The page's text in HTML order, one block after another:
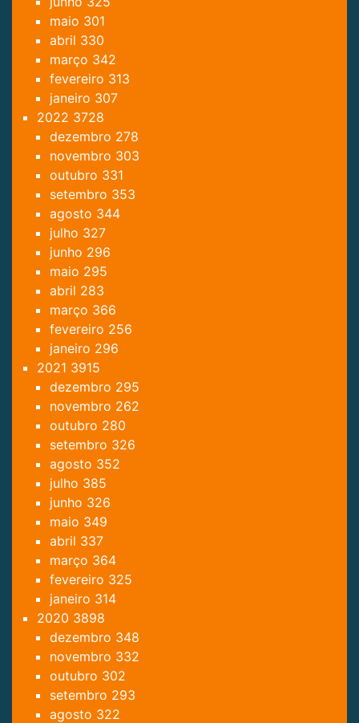
maio 301
abril 330
março 342
fevereiro 313
janeiro 307
2022 3728
dezembro 278
novembro 303
outubro 331
setembro 353
agosto 344
julho 327
junho 296
maio 295
abril 283
março 366
fevereiro 256
janeiro 296
2021 3915
dezembro 295
novembro 262
outubro 280
setembro 326
agosto 352
julho 385
junho 326
maio 349
abril 337
março 364
fevereiro 325
janeiro 314
2020 3898
dezembro 348
novembro 332
outubro 302
setembro 293
agosto 322